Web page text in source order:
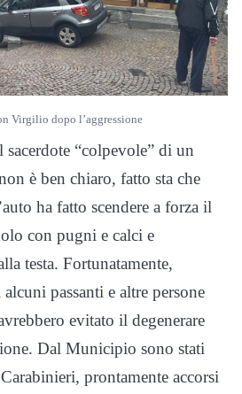
Virgilio dopo l’aggressione
“colpevole” di un
è ben chiaro, fatto sta che
ha fatto scendere a forza il
con pugni e calci e
testa. Fortunatamente,
passanti e altre persone
evitato il degenerare
Dal Municipio sono stati
prontamente accorsi